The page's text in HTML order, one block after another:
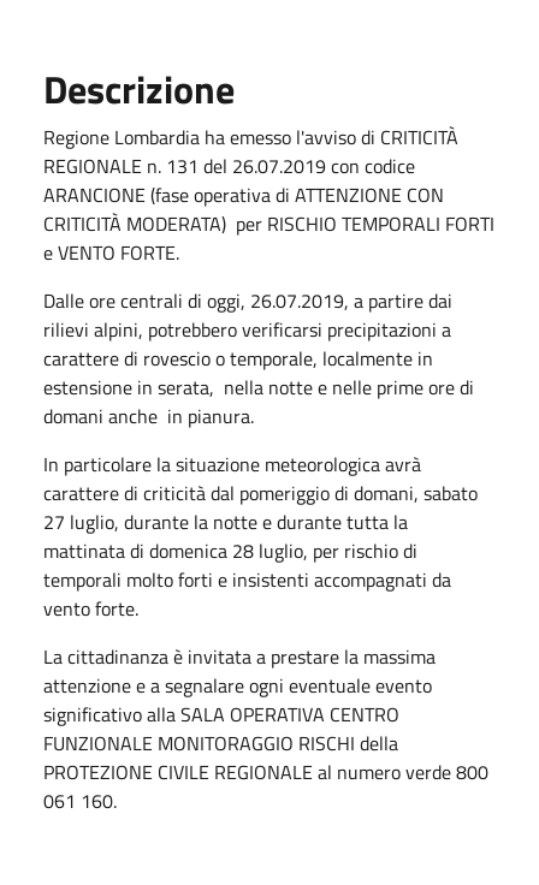
Descrizione
Regione Lombardia ha emesso l'avviso di CRITICITÀ
REGIONALE n. 131 del 26.07.2019 con codice
ARANCIONE (fase operativa di ATTENZIONE CON
CRITICITÀ MODERATA) per RISCHIO TEMPORALI FORTI
e VENTO FORTE.
Dalle ore centrali di oggi, 26.07.2019, a partire dai
rilievi alpini, potrebbero verificarsi precipitazioni a
carattere di rovescio o temporale, localmente in
estensione in serata, nella notte e nelle prime ore di
domani anche in pianura.
In particolare la situazione meteorologica avrà
carattere di criticità dal pomeriggio di domani, sabato
27 luglio, durante la notte e durante tutta la
mattinata di domenica 28 luglio, per rischio di
temporali molto forti e insistenti accompagnati da
vento forte.
La cittadinanza è invitata a prestare la massima
attenzione e a segnalare ogni eventuale evento
significativo alla SALA OPERATIVA CENTRO
FUNZIONALE MONITORAGGIO RISCHI della
PROTEZIONE CIVILE REGIONALE al numero verde 800
061 160.